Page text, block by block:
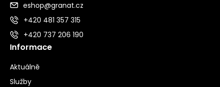
eshop@granat.cz
+420 481 357 315
+420 737 206 190
Informace
Aktuálně
Služby